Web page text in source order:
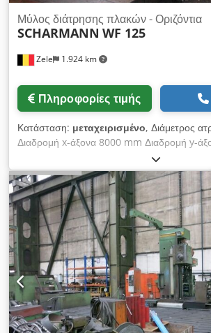
Zele 1.924 km
Μύλος διάτρησης πλακών - Οριζόντια
SCHARMANN WF 125
Πληροφορίες τιμής
Κατάσταση: μεταχειρισμένο, Διάμετρος
Διαδρομή x-άξονα 8000 mm Διαδρομή y-
Διάμετρος οπής ατράκτου 240 mm w-
Συνολική ισχύς . kW Περιλαμβάνει:
(Κώνος ISA60) Δευτερεύων άτρακτος 125
80) Κεφαλή περιστροφής Ø 1.000 mm
Στροφές ανά λεπτό 1-55 (απείρως
εργαλειοφορέα κεφαλής περιστροφής 380
τεχνικά δεδομένα προέρχονται από τον
χειριστή και ως εκ τούτου είναι μη
Διατηρούμε το δικαίωμα ενδιάμεσης
αποκλειστικά οι γενικοί όροι πώλησης και
Σχετικά με εμάς Περισσότερα από 400
απόθεμα πάνω από 15.000 m²